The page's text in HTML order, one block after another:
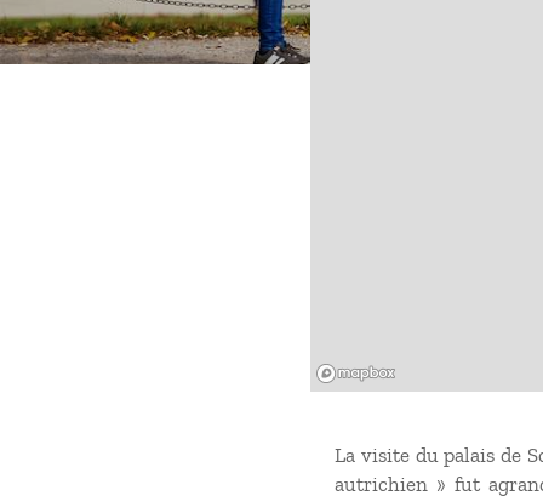
La visite du palais de
autrichien » fut